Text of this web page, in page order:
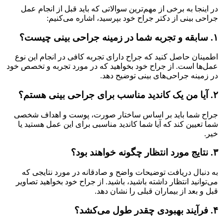
در اینجا به برخی از مهم‌ترین سوالاتی که باید قبل از انجام عمل
جراحی بینی از دکتر جراح خود بپرسید، اشاره می‌کنیم:
۱. سابقه و تجربه شما در زمینه جراحی بینی چیست؟
اطمینان حاصل کنید که جراح دارای تجربه کافی در انجام این نوع
عمل‌ها است. از جراح خود بخواهید که در مورد تجربه و تخصص خود
در زمینه جراحی‌های بینی توضیح دهد.
۲. آیا من یک کاندید مناسب برای جراحی بینی هستم؟
جراح شما باید بر اساس ساختار صورت، پوست و اهداف شخصی
شما تعیین کند که آیا شما کاندید مناسبی برای این عمل هستید یا
خیر.
۳. نتایج مورد انتظار چگونه خواهند بود؟
به دنبال دریافت توضیحات واضح و صادقانه در مورد نتایجی که
می‌توانید انتظار داشته باشید، باشید. از جراح خود بخواهید تصاویر
قبل و بعد از بیماران قبلی را نشان دهد.
۴. فرآیند بهبودی چقدر طول می‌کشد؟